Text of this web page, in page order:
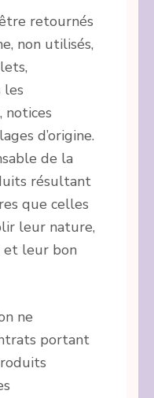
retournés
non utilisés,
les
notices
d’origine.
de la
résultant
que celles
leur nature,
et leur bon
ne
portant